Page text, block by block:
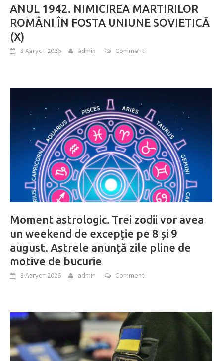
ANUL 1942. NIMICIREA MARTIRILOR
ROMÂNI ÎN FOSTA UNIUNE SOVIETICĂ
(X)
8 Август 2026 admin Comment
Moment astrologic. Trei zodii vor avea
un weekend de excepție pe 8 și 9
august. Astrele anunță zile pline de
motive de bucurie
8 Август 2026 admin Comment